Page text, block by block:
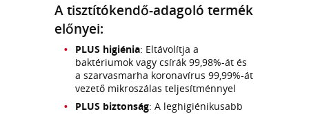
A tisztítókendő-adagoló termék
előnyei:
PLUS higiénia: Eltávolítja a
baktériumok vagy csírák 99,98%-át és
a szarvasmarha koronavírus 99,99%-át
vezető mikroszálas teljesítménnyel
PLUS biztonság: A leghigiénikusabb